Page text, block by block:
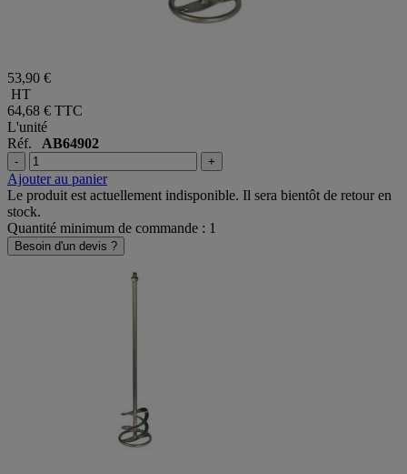
53,90 €
HT
64,68 € TTC
L'unité
Réf. AB64902
- +
Ajouter au panier
Le produit est actuellement indisponible. Il sera bientôt de retour en
stock.
Quantité minimum de commande : 1
Besoin d'un devis ?